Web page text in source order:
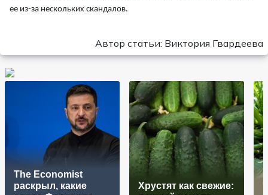
ее из-за нескольких скандалов.
Автор статьи: Виктория Гвардеева
The Economist
раскрыл, какие
Хрустят как свежие: